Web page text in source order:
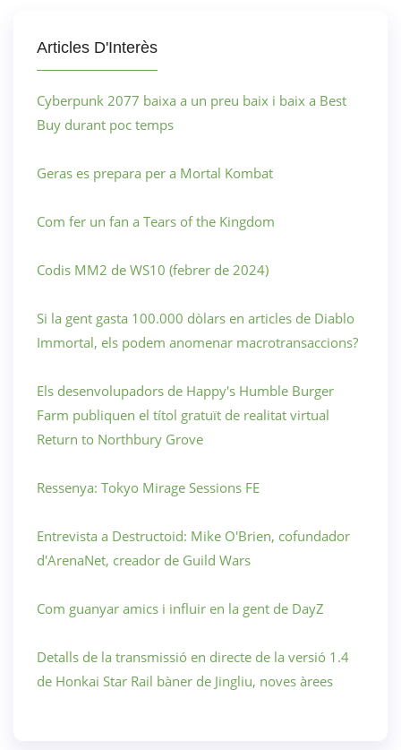
Articles D'Interès
Cyberpunk 2077 baixa a un preu baix i baix a Best
Buy durant poc temps
Geras es prepara per a Mortal Kombat
Com fer un fan a Tears of the Kingdom
Codis MM2 de WS10 (febrer de 2024)
Si la gent gasta 100.000 dòlars en articles de Diablo
Immortal, els podem anomenar macrotransaccions?
Els desenvolupadors de Happy's Humble Burger
Farm publiquen el títol gratuït de realitat virtual
Return to Northbury Grove
Ressenya: Tokyo Mirage Sessions FE
Entrevista a Destructoid: Mike O'Brien, cofundador
d'ArenaNet, creador de Guild Wars
Com guanyar amics i influir en la gent de DayZ
Detalls de la transmissió en directe de la versió 1.4
de Honkai Star Rail bàner de Jingliu, noves àrees